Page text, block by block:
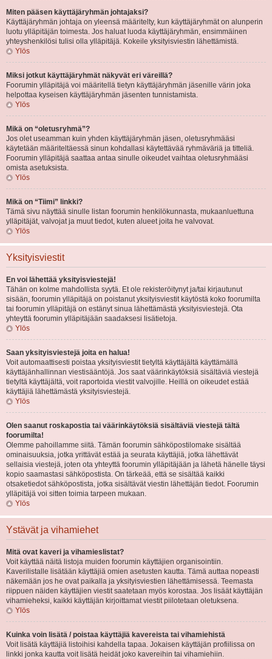
Miten pääsen käyttäjäryhmän johtajaksi?
Käyttäjäryhmän johtaja on yleensä määritelty, kun käyttäjäryhmät on alunperin
luotu ylläpitäjän toimesta. Jos haluat luoda käyttäjäryhmän, ensimmäinen
yhteyshenkilösi tulisi olla ylläpitäjä. Kokeile yksityisviestin lähettämistä.
Ylös
Miksi jotkut käyttäjäryhmät näkyvät eri väreillä?
Foorumin ylläpitäjä voi määritellä tietyn käyttäjäryhmän jäsenille värin joka
helpottaa kyseisen käyttäjäryhmän jäsenten tunnistamista.
Ylös
Mikä on “oletusryhmä”?
Jos olet useamman kuin yhden käyttäjäryhmän jäsen, oletusryhmääsi
käytetään määriteltäessä sinun kohdallasi käytettävää ryhmäväriä ja titteliä.
Foorumin ylläpitäjä saattaa antaa sinulle oikeudet vaihtaa oletusryhmääsi
omista asetuksista.
Ylös
Mikä on “Tiimi” linkki?
Tämä sivu näyttää sinulle listan foorumin henkilökunnasta, mukaanluettuna
ylläpitäjät, valvojat ja muut tiedot, kuten alueet joita he valvovat.
Ylös
Yksityisviestit
En voi lähettää yksityisviestejä!
Tähän on kolme mahdollista syytä. Et ole rekisteröitynyt ja/tai kirjautunut
sisään, foorumin ylläpitäjä on poistanut yksityisviestit käytöstä koko foorumilta
tai foorumin ylläpitäjä on estänyt sinua lähettämästä yksityisviestejä. Ota
yhteyttä foorumin ylläpitäjään saadaksesi lisätietoja.
Ylös
Saan yksityisviestejä joita en halua!
Voit automaattisesti poistaa yksityisviestit tietyltä käyttäjältä käyttämällä
käyttäjänhallinnan viestisääntöjä. Jos saat väärinkäytöksiä sisältäviä viestejä
tietyltä käyttäjältä, voit raportoida viestit valvojille. Heillä on oikeudet estää
käyttäjiä lähettämästä yksityisviestejä.
Ylös
Olen saanut roskapostia tai väärinkäytöksiä sisältäviä viestejä tältä
foorumilta!
Olemme pahoillamme siitä. Tämän foorumin sähköpostilomake sisältää
ominaisuuksia, jotka yrittävät estää ja seurata käyttäjiä, jotka lähettävät
sellaisia viestejä, joten ota yhteyttä foorumin ylläpitäjään ja lähetä hänelle täysi
kopio saamastasi sähköpostista. On tärkeää, että se sisältää kaikki
otsaketiedot sähköpostista, jotka sisältävät viestin lähettäjän tiedot. Foorumin
ylläpitäjä voi sitten toimia tarpeen mukaan.
Ylös
Ystävät ja vihamiehet
Mitä ovat kaveri ja vihamieslistat?
Voit käyttää näitä listoja muiden foorumin käyttäjien organisointiin.
Kaverilistalle lisätään käyttäjiä omien asetusten kautta. Tämä auttaa nopeasti
näkemään jos he ovat paikalla ja yksityisviestien lähettämisessä. Teemasta
riippuen näiden käyttäjien viestit saatetaan myös korostaa. Jos lisäät käyttäjän
vihamieheksi, kaikki käyttäjän kirjoittamat viestit piilotetaan oletuksena.
Ylös
Kuinka voin lisätä / poistaa käyttäjiä kavereista tai vihamiehistä
Voit lisätä käyttäjiä listoihisi kahdella tapaa. Jokaisen käyttäjän profiilissa on
linkki jonka kautta voit lisätä heidät joko kavereihin tai vihamiehiin.